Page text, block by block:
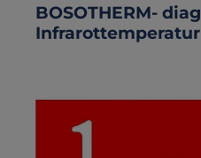
BOSOTHERM-